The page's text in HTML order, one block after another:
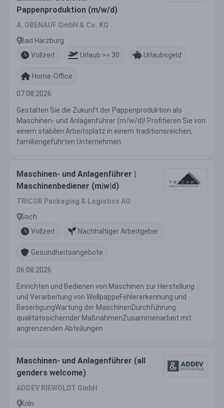
Pappenproduktion (m/w/d)
A. OBENAUF GmbH & Co. KG
Bad Harzburg
Vollzeit
Urlaub >= 30 Urlaubsgeld
Home-Office
07.08.2026
Gestalten Sie die Zukunft der Pappenproduktion als
Maschinen- und Anlagenführer (m/w/d)! Profitieren Sie von
einem stabilen Arbeitsplatz in einem traditionsreichen,
familiengeführten Unternehmen.
Maschinen- und Anlagenführer |
Maschinenbediener (m|w|d)
TRICOR Packaging & Logistics AG
Goch
Vollzeit
Nachhaltiger Arbeitgeber
Gesundheitsangebote
06.08.2026
Einrichten und Bedienen von Maschinen zur Herstellung
und Verarbeitung von WellpappeFehlererkennung und
BeseitigungWartung der MaschinenDurchführung
qualitätssichernder MaßnahmenZusammenarbeit mit
angrenzenden Abteilungen
Maschinen- und Anlagenführer (all
genders welcome)
ADDEV RIEWOLDT GmbH
Köln